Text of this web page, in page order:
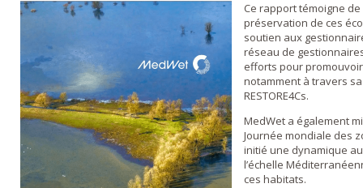
Ce rapport témoigne
préservation de ces
soutien aux
réseau de
efforts pour
notamment à travers
RESTORE4Cs.
MedWet a également
Journée mondiale des
initié une dynamique
l’échelle
ces habitats.